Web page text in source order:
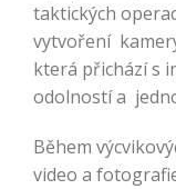
taktických
vytvoření
která přichází s
odolností a
Během
video a